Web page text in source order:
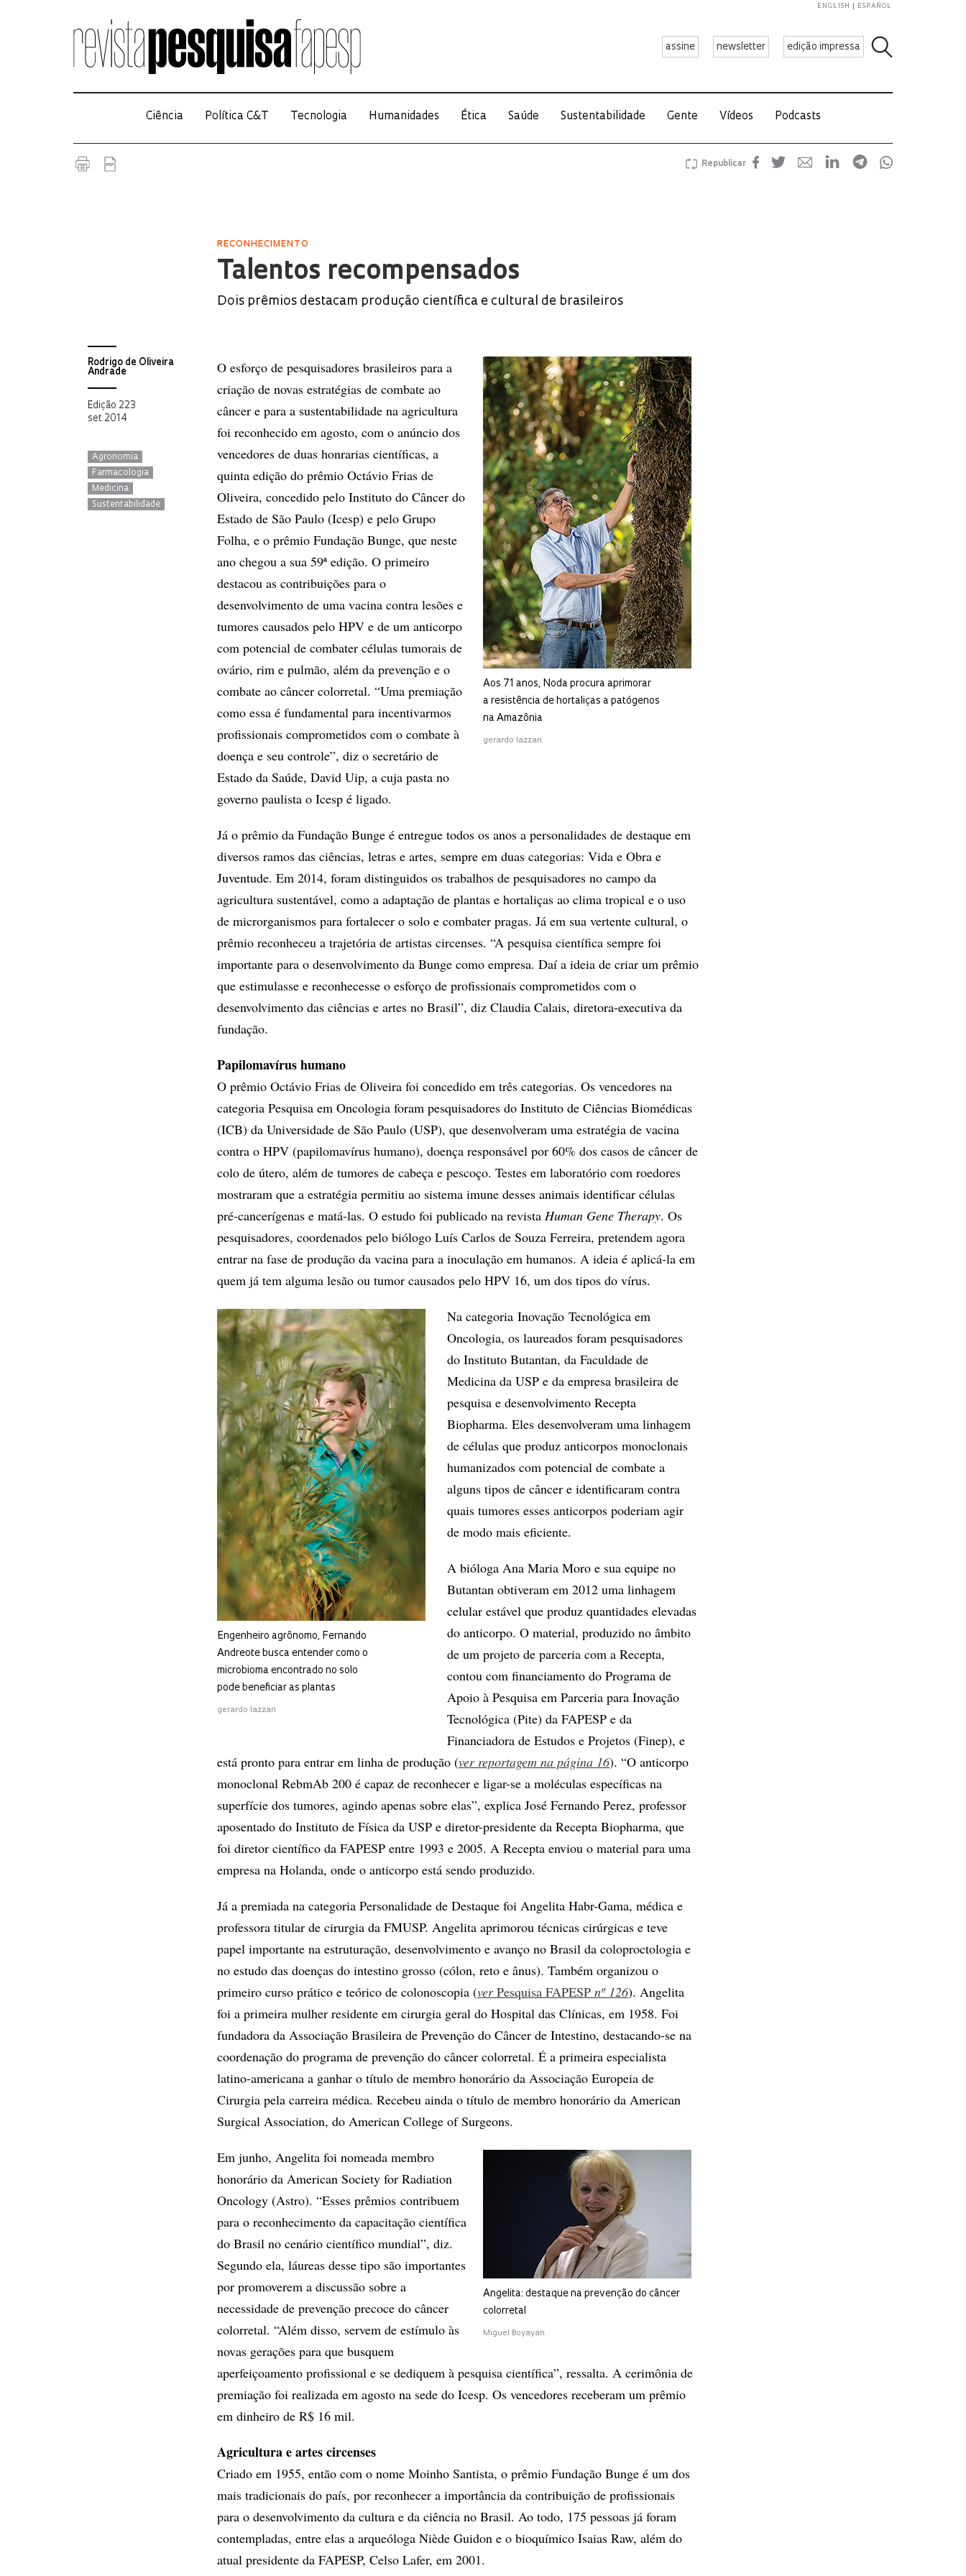
assine newsletter edição impressa
ENGLISH ESPAÑOL
Ciência Política C&T Tecnologia Humanidades Ética Saúde Sustentabilidade Gente Vídeos Podcasts
Republicar
RECONHECIMENTO
Talentos recompensados
Dois prêmios destacam produção científica e cultural de brasileiros
Rodrigo de Oliveira
Andrade
Edição 223
set 2014
Agronomia
Farmacologia
Medicina
Sustentabilidade
Aos 71 anos, Noda procura aprimorar
a resistência de hortaliças a patógenos
na Amazônia
gerardo lazzari
O esforço de pesquisadores brasileiros para a
criação de novas estratégias de combate ao
câncer e para a sustentabilidade na agricultura
foi reconhecido em agosto, com o anúncio dos
vencedores de duas honrarias científicas, a
quinta edição do prêmio Octávio Frias de
Oliveira, concedido pelo Instituto do Câncer do
Estado de São Paulo (Icesp) e pelo Grupo
Folha, e o prêmio Fundação Bunge, que neste
ano chegou a sua 59ª edição. O primeiro
destacou as contribuições para o
desenvolvimento de uma vacina contra lesões e
tumores causados pelo HPV e de um anticorpo
com potencial de combater células tumorais de
ovário, rim e pulmão, além da prevenção e o
combate ao câncer colorretal. “Uma premiação
como essa é fundamental para incentivarmos
profissionais comprometidos com o combate à
doença e seu controle”, diz o secretário de
Estado da Saúde, David Uip, a cuja pasta no
governo paulista o Icesp é ligado.
Já o prêmio da Fundação Bunge é entregue todos os anos a personalidades de destaque em
diversos ramos das ciências, letras e artes, sempre em duas categorias: Vida e Obra e
Juventude. Em 2014, foram distinguidos os trabalhos de pesquisadores no campo da
agricultura sustentável, como a adaptação de plantas e hortaliças ao clima tropical e o uso
de microrganismos para fortalecer o solo e combater pragas. Já em sua vertente cultural, o
prêmio reconheceu a trajetória de artistas circenses. “A pesquisa científica sempre foi
importante para o desenvolvimento da Bunge como empresa. Daí a ideia de criar um prêmio
que estimulasse e reconhecesse o esforço de profissionais comprometidos com o
desenvolvimento das ciências e artes no Brasil”, diz Claudia Calais, diretora-executiva da
fundação.
Papilomavírus humano
O prêmio Octávio Frias de Oliveira foi concedido em três categorias. Os vencedores na
categoria Pesquisa em Oncologia foram pesquisadores do Instituto de Ciências Biomédicas
(ICB) da Universidade de São Paulo (USP), que desenvolveram uma estratégia de vacina
contra o HPV (papilomavírus humano), doença responsável por 60% dos casos de câncer de
colo de útero, além de tumores de cabeça e pescoço. Testes em laboratório com roedores
mostraram que a estratégia permitiu ao sistema imune desses animais identificar células
pré-cancerígenas e matá-las. O estudo foi publicado na revista Human Gene Therapy. Os
pesquisadores, coordenados pelo biólogo Luís Carlos de Souza Ferreira, pretendem agora
entrar na fase de produção da vacina para a inoculação em humanos. A ideia é aplicá-la em
quem já tem alguma lesão ou tumor causados pelo HPV 16, um dos tipos do vírus.
Engenheiro agrônomo, Fernando
Andreote busca entender como o
microbioma encontrado no solo
pode beneficiar as plantas
gerardo lazzari
Na categoria Inovação Tecnológica em
Oncologia, os laureados foram pesquisadores
do Instituto Butantan, da Faculdade de
Medicina da USP e da empresa brasileira de
pesquisa e desenvolvimento Recepta
Biopharma. Eles desenvolveram uma linhagem
de células que produz anticorpos monoclonais
humanizados com potencial de combate a
alguns tipos de câncer e identificaram contra
quais tumores esses anticorpos poderiam agir
de modo mais eficiente.
A bióloga Ana Maria Moro e sua equipe no
Butantan obtiveram em 2012 uma linhagem
celular estável que produz quantidades elevadas
do anticorpo. O material, produzido no âmbito
de um projeto de parceria com a Recepta,
contou com financiamento do Programa de
Apoio à Pesquisa em Parceria para Inovação
Tecnológica (Pite) da FAPESP e da
Financiadora de Estudos e Projetos (Finep), e
está pronto para entrar em linha de produção (ver reportagem na página 16). “O anticorpo
monoclonal RebmAb 200 é capaz de reconhecer e ligar-se a moléculas específicas na
superfície dos tumores, agindo apenas sobre elas”, explica José Fernando Perez, professor
aposentado do Instituto de Física da USP e diretor-presidente da Recepta Biopharma, que
foi diretor científico da FAPESP entre 1993 e 2005. A Recepta enviou o material para uma
empresa na Holanda, onde o anticorpo está sendo produzido.
Já a premiada na categoria Personalidade de Destaque foi Angelita Habr-Gama, médica e
professora titular de cirurgia da FMUSP. Angelita aprimorou técnicas cirúrgicas e teve
papel importante na estruturação, desenvolvimento e avanço no Brasil da coloproctologia e
no estudo das doenças do intestino grosso (cólon, reto e ânus). Também organizou o
primeiro curso prático e teórico de colonoscopia (verPesquisa FAPESP nº 126). Angelita
foi a primeira mulher residente em cirurgia geral do Hospital das Clínicas, em 1958. Foi
fundadora da Associação Brasileira de Prevenção do Câncer de Intestino, destacando-se na
coordenação do programa de prevenção do câncer colorretal. É a primeira especialista
latino-americana a ganhar o título de membro honorário da Associação Europeia de
Cirurgia pela carreira médica. Recebeu ainda o título de membro honorário da American
Surgical Association, do American College of Surgeons.
Angelita: destaque na prevenção do câncer
colorretal
Miguel Boyayan
Em junho, Angelita foi nomeada membro
honorário da American Society for Radiation
Oncology (Astro). “Esses prêmios contribuem
para o reconhecimento da capacitação científica
do Brasil no cenário científico mundial”, diz.
Segundo ela, láureas desse tipo são importantes
por promoverem a discussão sobre a
necessidade de prevenção precoce do câncer
colorretal. “Além disso, servem de estímulo às
novas gerações para que busquem
aperfeiçoamento profissional e se dediquem à pesquisa científica”, ressalta. A cerimônia de
premiação foi realizada em agosto na sede do Icesp. Os vencedores receberam um prêmio
em dinheiro de R$ 16 mil.
Agricultura e artes circenses
Criado em 1955, então com o nome Moinho Santista, o prêmio Fundação Bunge é um dos
mais tradicionais do país, por reconhecer a importância da contribuição de profissionais
para o desenvolvimento da cultura e da ciência no Brasil. Ao todo, 175 pessoas já foram
contempladas, entre elas a arqueóloga Niède Guidon e o bioquímico Isaias Raw, além do
atual presidente da FAPESP, Celso Lafer, em 2001.